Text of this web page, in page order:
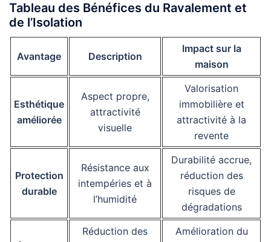
Tableau des Bénéfices du Ravalement et
de l’Isolation
Avantage Description
Impact sur la
maison
Esthétique
améliorée
Aspect propre,
attractivité
visuelle
Valorisation
immobilière et
attractivité à la
revente
Protection
durable
Résistance aux
intempéries et à
l’humidité
Durabilité accrue,
réduction des
risques de
dégradations
Réduction des
Amélioration du